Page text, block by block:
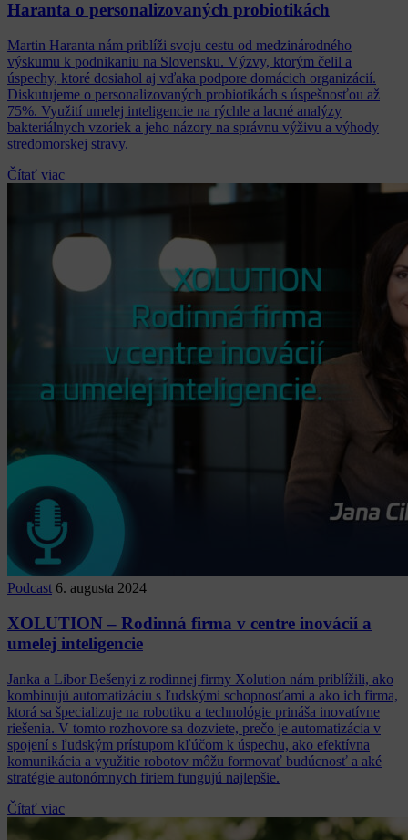
Haranta o personalizovaných probiotikách
Martin Haranta nám priblíži svoju cestu od medzinárodného
výskumu k podnikaniu na Slovensku. Výzvy, ktorým čelil a
úspechy, ktoré dosiahol aj vďaka podpore domácich organizácií.
Diskutujeme o personalizovaných probiotikách s úspešnosťou až
75%. Využití umelej inteligencie na rýchle a lacné analýzy
bakteriálnych vzoriek a jeho názory na správnu výživu a výhody
stredomorskej stravy.
Čítať viac
Podcast 6. augusta 2024
XOLUTION – Rodinná firma v centre inovácií a
umelej inteligencie
Janka a Libor Bešenyi z rodinnej firmy Xolution nám priblížili, ako
kombinujú automatizáciu s ľudskými schopnosťami a ako ich firma,
ktorá sa špecializuje na robotiku a technológie prináša inovatívne
riešenia. V tomto rozhovore sa dozviete, prečo je automatizácia v
spojení s ľudským prístupom kľúčom k úspechu, ako efektívna
komunikácia a využitie robotov môžu formovať budúcnosť a aké
stratégie autonómnych firiem fungujú najlepšie.
Čítať viac